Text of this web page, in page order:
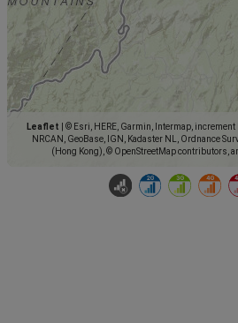
Leaflet
© Esri, HERE, Garmin, Intermap, increment
NRCAN, GeoBase, IGN, Kadaster NL, Ordnance
(Hong Kong), © OpenStreetMap contributors,